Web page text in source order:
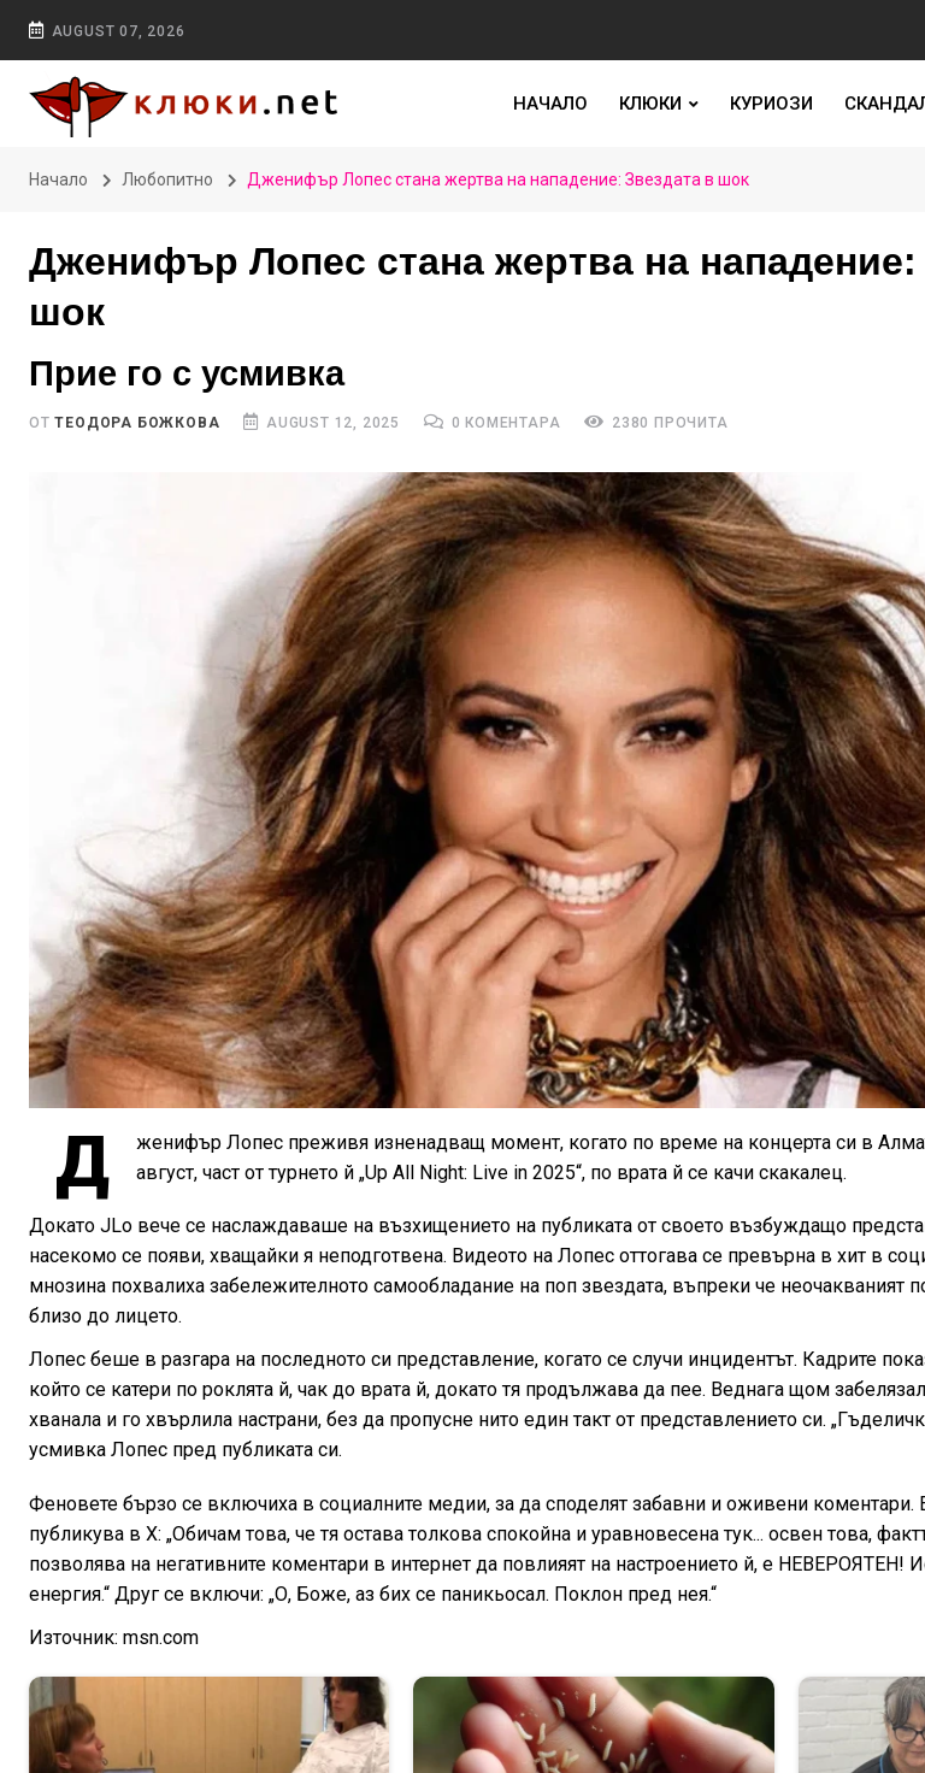
AUGUST 07, 2026
НАЧАЛО КЛЮКИ КУРИОЗИ
Начало Любопитно Дженифър Лопес стана жертва на нападение: Звездата в шок
Дженифър Лопес стана жертва на нападение:
шок
Прие го с усмивка
ОТTЕОДОРА БОЖКОВА AUGUST 12, 2025 0 КОМЕНТАРА 2380 ПРОЧИТА
Д
женифър Лопес преживя изненадващ момент, когато по време на концерта си в
август, част от турнето й „Up All Night: Live in 2025“, по врата й се качи скакалец.
Докато JLo вече се наслаждаваше на възхищението на публиката от своето възбуждащо
насекомо се появи, хващайки я неподготвена. Видеото на Лопес оттогава се превърна в хит в
мнозина похвалиха забележителното самообладание на поп звездата, въпреки че неочакваният
близо до лицето.
Лопес беше в разгара на последното си представление, когато се случи инцидентът. Кадрите
който се катери по роклята й, чак до врата й, докато тя продължава да пее. Веднага щом
хванала и го хвърлила настрани, без да пропусне нито един такт от представлението си.
усмивка Лопес пред публиката си.
Феновете бързо се включиха в социалните медии, за да споделят забавни и оживени коментари.
публикува в X: „Обичам това, че тя остава толкова спокойна и уравновесена тук... освен това,
позволява на негативните коментари в интернет да повлияят на настроението й, е НЕВЕРОЯТЕН!
енергия.“ Друг се включи: „О, Боже, аз бих се паникьосал. Поклон пред нея.“
Източник: msn.com